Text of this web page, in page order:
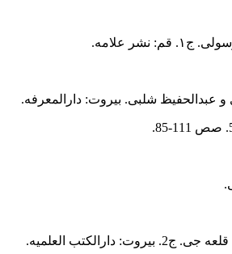
علامه.
و عبدالحفیظ شلبی. بیروت: دارالمعرفه.
دارالکتب العلمیه.